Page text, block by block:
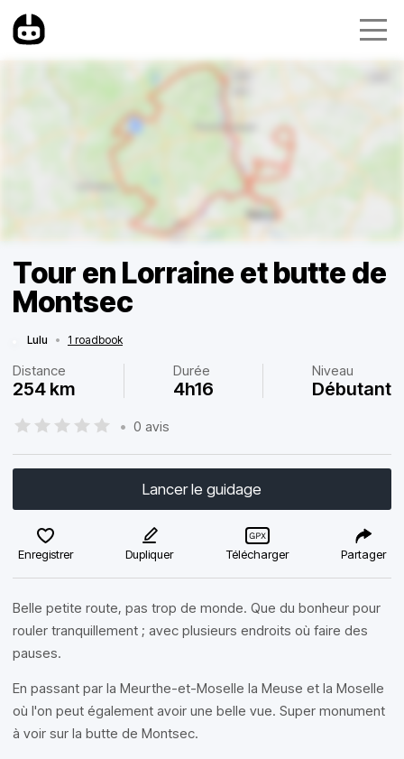
Tour en Lorraine et butte de
Montsec
Lulu • 1 roadbook
Distance
254 km
Durée
4h16
Niveau
Débutant
• 0 avis
Lancer le guidage
Enregistrer Dupliquer Télécharger Partager
Belle petite route, pas trop de monde. Que du bonheur pour
rouler tranquillement ; avec plusieurs endroits où faire des
pauses.
En passant par la Meurthe-et-Moselle la Meuse et la Moselle
où l'on peut également avoir une belle vue. Super monument
à voir sur la butte de Montsec.